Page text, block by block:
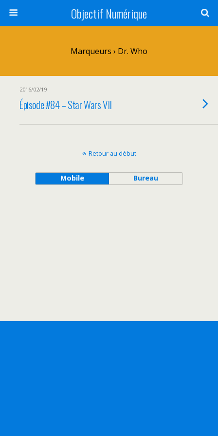
Objectif Numérique
Marqueurs › Dr. Who
2016/02/19
Épisode #84 – Star Wars VII
Retour au début
Mobile Bureau